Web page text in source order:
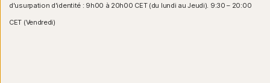
d'usurpation d'identité : 9h00 à 20h00 CET (du lundi au Jeudi). 9:30 – 20:00
CET (Vendredi)